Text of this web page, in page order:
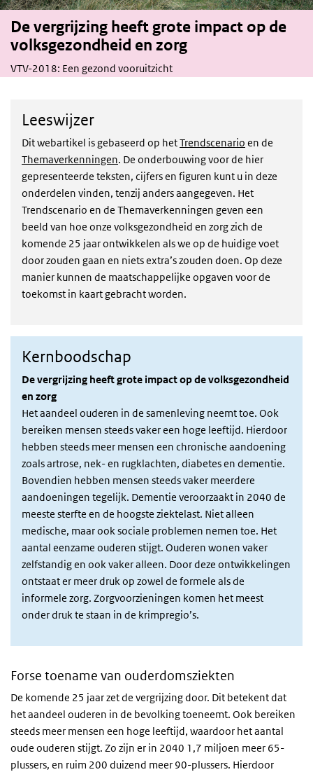
De vergrijzing heeft grote impact op de
volksgezondheid en zorg
VTV-2018: Een gezond vooruitzicht
Leeswijzer
Dit webartikel is gebaseerd op hetTrendscenario en de
Themaverkenningen. De onderbouwing voor de hier
gepresenteerde teksten, cijfers en figuren kunt u in deze
onderdelen vinden, tenzij anders aangegeven. Het
Trendscenario en de Themaverkenningen geven een
beeld van hoe onze volksgezondheid en zorg zich de
komende 25 jaar ontwikkelen als we op de huidige voet
door zouden gaan en niets extra’s zouden doen. Op deze
manier kunnen de maatschappelijke opgaven voor de
toekomst in kaart gebracht worden.
Kernboodschap
De vergrijzing heeft grote impact op de volksgezondheid
en zorg
Het aandeel ouderen in de samenleving neemt toe. Ook
bereiken mensen steeds vaker een hoge leeftijd. Hierdoor
hebben steeds meer mensen een chronische aandoening
zoals artrose, nek- en rugklachten, diabetes en dementie.
Bovendien hebben mensen steeds vaker meerdere
aandoeningen tegelijk. Dementie veroorzaakt in 2040 de
meeste sterfte en de hoogste ziektelast. Niet alleen
medische, maar ook sociale problemen nemen toe. Het
aantal eenzame ouderen stijgt. Ouderen wonen vaker
zelfstandig en ook vaker alleen. Door deze ontwikkelingen
ontstaat er meer druk op zowel de formele als de
informele zorg. Zorgvoorzieningen komen het meest
onder druk te staan in de krimpregio’s.
Forse toename van ouderdomsziekten
De komende 25 jaar zet de vergrijzing door. Dit betekent dat
het aandeel ouderen in de bevolking toeneemt. Ook bereiken
steeds meer mensen een hoge leeftijd, waardoor het aantal
oude ouderen stijgt. Zo zijn er in 2040 1,7 miljoen meer 65-
plussers, en ruim 200 duizend meer 90-plussers. Hierdoor